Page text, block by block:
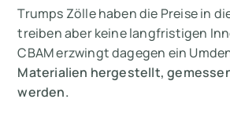
Trumps Zölle haben die Preise in
treiben aber keine langfristigen
CBAM erzwingt dagegen ein
Materialien hergestellt,
werden.